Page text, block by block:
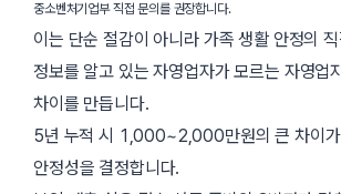
중소벤처기업부 직접 문의를 권장합니다.
이는 단순 절감이 아니라 가족 생활 안정의
정보를 알고 있는 자영업자가 모르는 자영업
차이를 만듭니다.
5년 누적 시 1,000~2,000만원의 큰 차이가
안정성을 결정합니다.